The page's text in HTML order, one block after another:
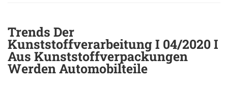
Trends Der
Kunststoffverarbeitung I 04/2020 I
Aus Kunststoffverpackungen
Werden Automobilteile